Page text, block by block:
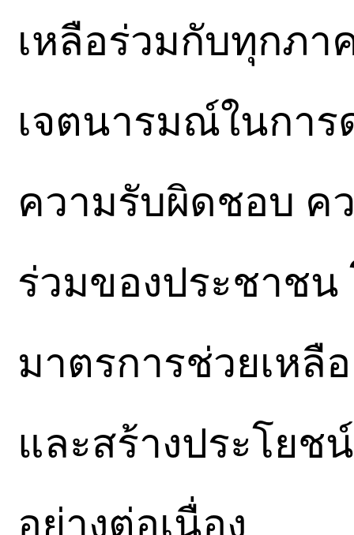
เหลือร่วมกับทุกภ
เจตนารมณ์ในการ
ความรับผิดชอบ ค
ร่วมของประชาชน
มาตรการช่วยเหลื
และสร้างประโยช
อย่างต่อเนื่อง